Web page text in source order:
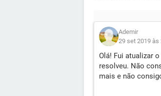
Ademir
29 set 2019 às
Olá! Fui atualizar
resolveu. Não
mais e não